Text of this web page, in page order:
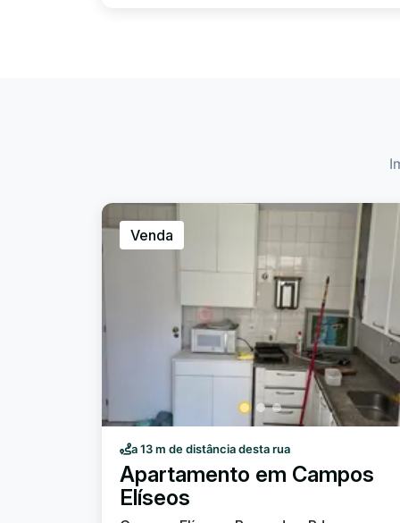
Venda
a 13 m de distância desta rua
Apartamento em Campos
Elíseos